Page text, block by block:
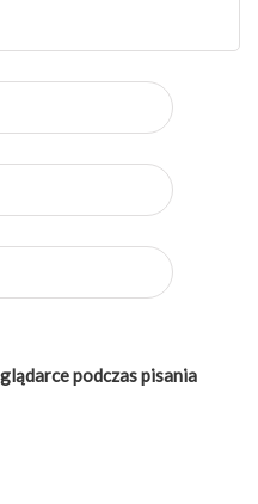
podczas pisania